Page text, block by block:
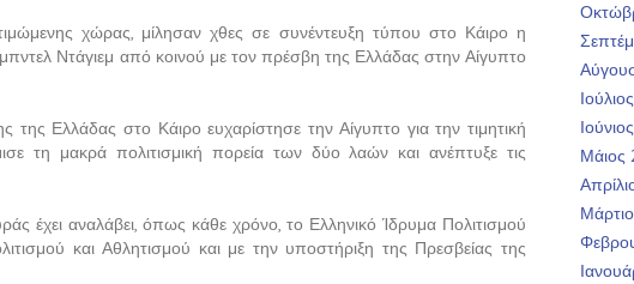
χώρας, μίλησαν χθες σε συνέντευξη τύπου στο Κάιρο η
Ντάγιεμ από κοινού με τον πρέσβη της Ελλάδας στην Αίγυπτο
Ελλάδας στο Κάιρο ευχαρίστησε την Αίγυπτο για την τιμητική
τη μακρά πολιτισμική πορεία των δύο λαών και ανέπτυξε τις
έχει αναλάβει, όπως κάθε χρόνο, το Ελληνικό Ίδρυμα Πολιτισμού
και Αθλητισμού και με την υποστήριξη της Πρεσβείας της
Μάιος